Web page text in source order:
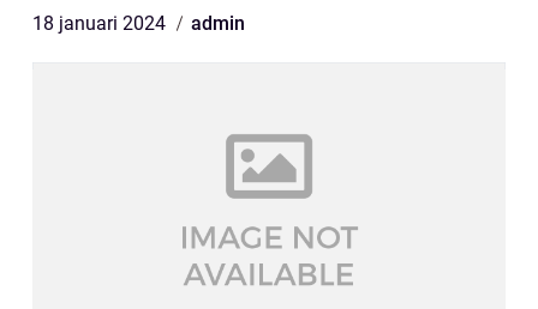
18 januari 2024 admin